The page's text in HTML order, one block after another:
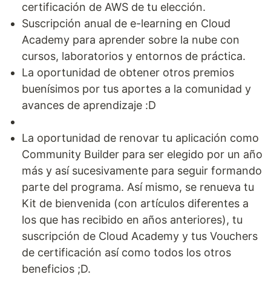
certificación de AWS de tu elección.
Suscripción anual de e-learning en Cloud
Academy para aprender sobre la nube con
cursos, laboratorios y entornos de práctica.
La oportunidad de obtener otros premios
buenísimos por tus aportes a la comunidad y
avances de aprendizaje :D
La oportunidad de renovar tu aplicación como
Community Builder para ser elegido por un año
más y así sucesivamente para seguir formando
parte del programa. Así mismo, se renueva tu
Kit de bienvenida (con artículos diferentes a
los que has recibido en años anteriores), tu
suscripción de Cloud Academy y tus Vouchers
de certificación así como todos los otros
beneficios ;D.